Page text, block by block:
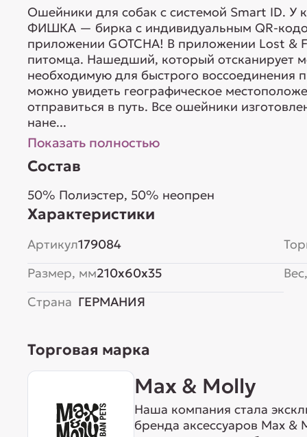
Ошейники для собак с системой Smart ID. У
ФИШКА — бирка с индивидуальным QR-
приложении GOTCHA! В приложении Lost &
питомца. Нашедший, который отсканирует
необходимую для быстрого воссоединения
можно увидеть географическое
отправиться в путь. Все ошейники
нане...
Показать полностью
Состав
50% Полиэстер, 50% неопрен
Характеристики
Артикул179084
Размер, мм210x60x35
Страна ГЕРМАНИЯ
Торговая марка
Max & Molly
Наша компания стала
бренда аксессуаров Max